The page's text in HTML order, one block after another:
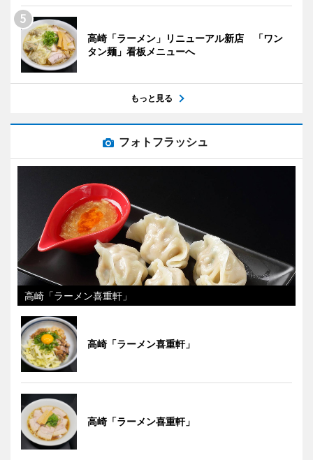
高崎「ラーメン」リニューアル新店 「ワン
タン麺」看板メニューへ
もっと見る
フォトフラッシュ
高崎「ラーメン喜重軒」
高崎「ラーメン喜重軒」
高崎「ラーメン喜重軒」